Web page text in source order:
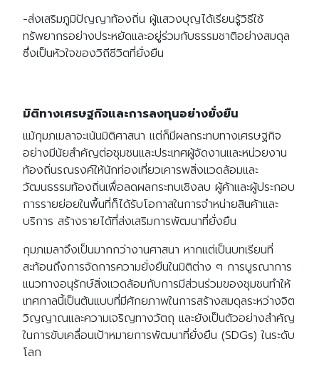
-ส่งเสริมภูมิปัญญาท้องถิ่น ผู้แสวงบุญได้เรียนรู้วิธีใช้
ทรัพยากรอย่างประหยัดและอยู่ร่วมกับธรรมชาติอย่างสมดุล
ซึ่งเป็นหัวใจของวิถีชีวิตที่ยั่งยืน
มิติทางเศรษฐกิจและการลงทุนอย่างยั่งยืน
แม้กุมภเมลาจะเน้นมิติศาสนา แต่ก็มีผลกระทบทางเศรษฐกิจ
อย่างมีนัยสำคัญต่อชุมชนและประเทศผู้จัดงานและหน่วยงาน
ท้องถิ่นรณรงค์ให้นักท่องเที่ยวเคารพสิ่งแวดล้อมและ
วัฒนธรรมท้องถิ่นเพื่อลดผลกระทบเชิงลบ ผู้ค้าและผู้ประกอบ
การรายย่อยในพื้นที่ก็ได้รับโอกาสในการจำหน่ายสินค้าและ
บริการ สร้างรายได้ที่ส่งเสริมการพัฒนาที่ยั่งยืน
กุมภเมลาจึงเป็นมากกว่างานศาสนา หากแต่เป็นบทเรียนที่
สะท้อนถึงการจัดการความยั่งยืนในมิติต่าง ๆ การบูรณาการ
แนวทางอนุรักษ์สิ่งแวดล้อมกับการมีส่วนร่วมของชุมชนทำให้
เทศกาลนี้เป็นต้นแบบที่มีศักยภาพในการสร้างสมดุลระหว่างจิต
วิญญาณและความเจริญทางวัตถุ และยังเป็นตัวอย่างสำคัญ
ในการขับเคลื่อนเป้าหมายการพัฒนาที่ยั่งยืน (SDGs) ในระดับ
โลก